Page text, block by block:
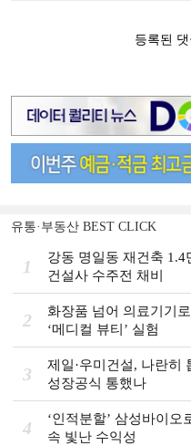
유통·부동산 BEST CLICK
1
강동 명일동 재건축
건설사 수주전 채비
2
화장품 넘어 의료기기
‘메디컬 뷰티’ 실험
3
제일·우미건설, 나란
성장공식 통했나
4
‘인적분할’ 삼성바이오
속 빛난 수익성